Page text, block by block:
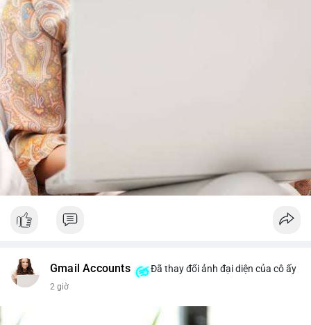
từ dòng vốn ETF (tuần tốt nhất kể từ tháng 4 với 1 tỷ USD)
trước khi gia tăng vị thế.
Xem chi tiết các bài viết đầy đủ tại dòng thời gian của Vlike.vn!
#whalealertbtc
#brazilcryptoregulation
Gmail Accounts Đã thay đổi ảnh đại diện của cô ấy
2 giờ